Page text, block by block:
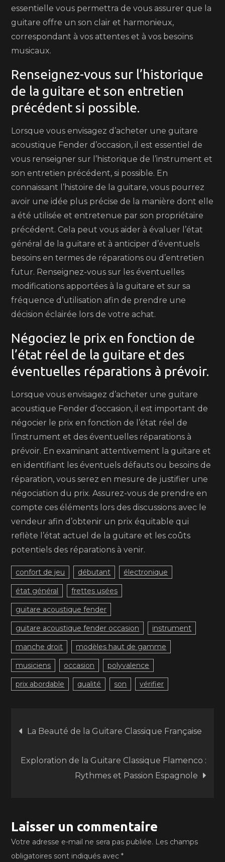
essentielle vous permettra de vous assurer que la
guitare offre un son clair et harmonieux,
correspondant à vos attentes et à vos besoins
musicaux.
Renseignez-vous sur l’historique
de la guitare et son entretien
précédent si possible.
Lorsque vous envisagez d’acheter une guitare
acoustique Fender d’occasion, il est essentiel de
vous renseigner sur l’historique de l’instrument et
son entretien précédent, si possible. En
connaissant l’histoire de la guitare, vous pourrez
avoir une idée plus précise de la manière dont elle
a été utilisée et entretenue par son propriétaire
précédent. Cela peut vous aider à évaluer l’état
général de la guitare et à anticiper d’éventuels
besoins en termes de réparations ou d’entretien
futur. Renseignez-vous sur les éventuelles
modifications apportées à la guitare et sur sa
fréquence d’utilisation afin de prendre une
décision éclairée lors de votre achat.
Négociez le prix en fonction de
l’état réel de la guitare et des
éventuelles réparations à prévoir.
Lorsque vous envisagez d’acheter une guitare
acoustique Fender d’occasion, il est important de
négocier le prix en fonction de l’état réel de
l’instrument et des éventuelles réparations à
prévoir. En examinant attentivement la guitare et
en identifiant les éventuels défauts ou besoins de
réparation, vous serez en mesure de justifier une
négociation du prix. Assurez-vous de prendre en
compte ces éléments lors des discussions avec le
vendeur afin d’obtenir un prix équitable qui
reflète l’état actuel de la guitare et les coûts
potentiels des réparations à venir.
confort de jeu débutant électronique
état général frettes usées
guitare acoustique fender
guitare acoustique fender occasion instrument
manche droit modèles haut de gamme
musiciens occasion polyvalence
prix abordable qualité son vérifier
Navigation
de
l’article
La Beauté de la Guitare Classique Française
Exploration de la Guitare Classique Flamenco :
Rythmes et Passion Espagnole
Laisser un commentaire
Votre adresse e-mail ne sera pas publiée. Les champs
obligatoires sont indiqués avec*